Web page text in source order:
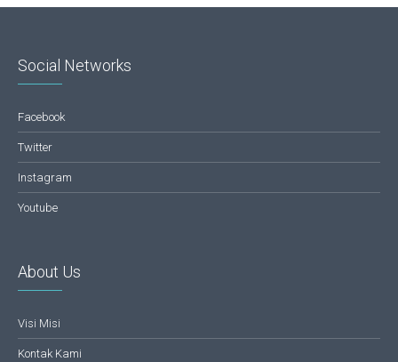
Social Networks
Facebook
Twitter
Instagram
Youtube
About Us
Visi Misi
Kontak Kami